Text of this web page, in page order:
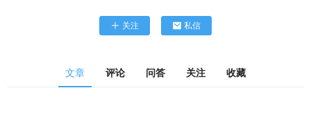
关注 私信
文章 评论 问答 关注 收藏